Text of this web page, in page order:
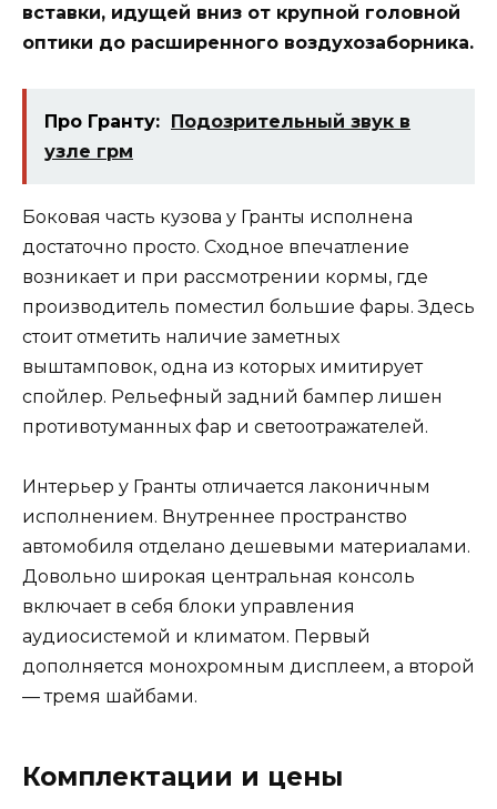
вставки, идущей вниз от крупной головной
оптики до расширенного воздухозаборника.
Про Гранту: Подозрительный звук в
узле грм
Боковая часть кузова у Гранты исполнена
достаточно просто. Сходное впечатление
возникает и при рассмотрении кормы, где
производитель поместил большие фары. Здесь
стоит отметить наличие заметных
выштамповок, одна из которых имитирует
спойлер. Рельефный задний бампер лишен
противотуманных фар и светоотражателей.
Интерьер у Гранты отличается лаконичным
исполнением. Внутреннее пространство
автомобиля отделано дешевыми материалами.
Довольно широкая центральная консоль
включает в себя блоки управления
аудиосистемой и климатом. Первый
дополняется монохромным дисплеем, а второй
— тремя шайбами.
Комплектации и цены